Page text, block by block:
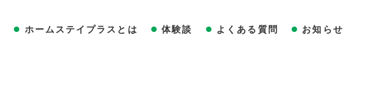
ホームステイプラスとは 体験談 よくある質問 お知らせ